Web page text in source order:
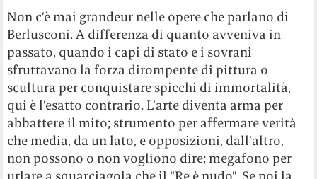
Non c’è mai grandeur nelle opere che parlano di
Berlusconi. A differenza di quanto avveniva in
passato, quando i capi di stato e i sovrani
sfruttavano la forza dirompente di pittura o
scultura per conquistare spicchi di immortalità,
qui è l’esatto contrario. L’arte diventa arma per
abbattere il mito; strumento per affermare verità
che media, da un lato, e opposizioni, dall’altro,
non possono o non vogliono dire; megafono per